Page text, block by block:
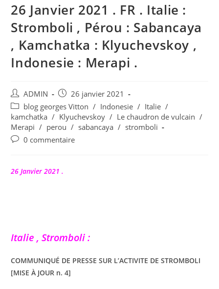
26 Janvier 2021 . FR . Italie :
Stromboli , Pérou : Sabancaya
, Kamchatka : Klyuchevskoy ,
Indonesie : Merapi .
Auteur/autrice
de
la
publication :
ADMIN
Publication
publiée :
26 janvier 2021
Post
category:
blog georges Vitton / Indonesie / Italie /
kamchatka / Klyuchevskoy / Le chaudron de vulcain /
Merapi / perou / sabancaya / stromboli
Commentaires
publication :
0 commentaire
26 Janvier 2021 .
Italie , Stromboli :
COMMUNIQUÉ DE PRESSE SUR L’ACTIVITE DE STROMBOLI
[MISE À JOUR n. 4]